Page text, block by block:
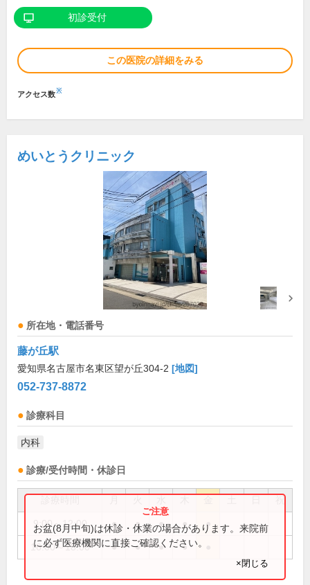
初診受付
この医院の詳細をみる
アクセス数※
めいとうクリニック
所在地・電話番号
藤が丘駅
愛知県名古屋市名東区望が丘304-2 [地図]
052-737-8872
診療科目
内科
診療/受付時間・休診日
祝
9:00～12:00 ● ● ● ● ●
16:00～18:00 ● ● ● ●
お盆(8月中旬)は休診・休業の場合があります。来院前
に必ず医療機関に直接ご確認ください。
×閉じる